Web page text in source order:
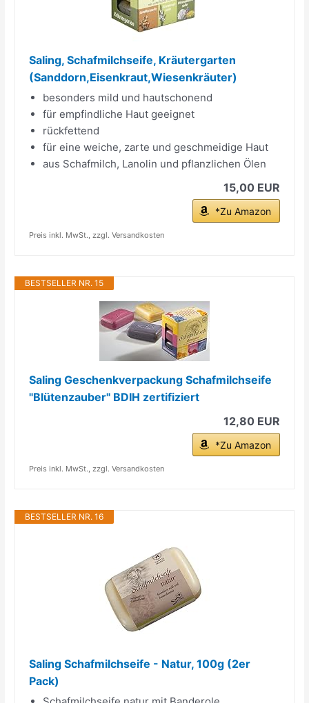
Saling, Schafmilchseife, Kräutergarten
(Sanddorn,Eisenkraut,Wiesenkräuter)
besonders mild und hautschonend
für empfindliche Haut geeignet
rückfettend
für eine weiche, zarte und geschmeidige Haut
aus Schafmilch, Lanolin und pflanzlichen Ölen
15,00 EUR
*Zu Amazon
Preis inkl. MwSt., zzgl. Versandkosten
BESTSELLER NR. 15
Saling Geschenkverpackung Schafmilchseife
"Blütenzauber" BDIH zertifiziert
12,80 EUR
*Zu Amazon
Preis inkl. MwSt., zzgl. Versandkosten
BESTSELLER NR. 16
Saling Schafmilchseife - Natur, 100g (2er
Pack)